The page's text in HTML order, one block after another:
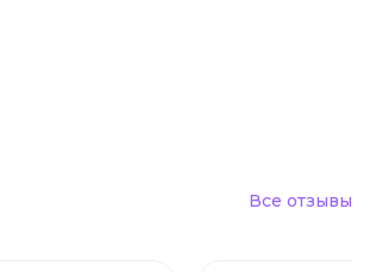
Все отзывы